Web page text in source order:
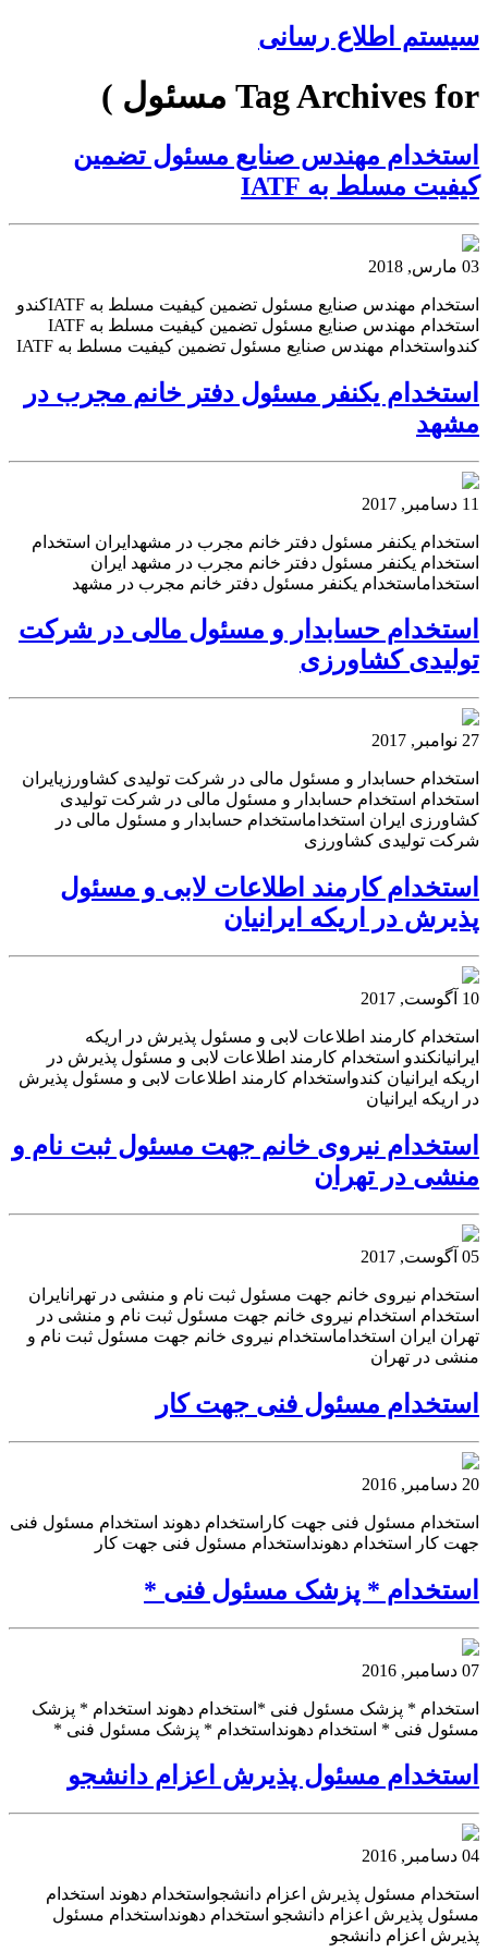
سیستم اطلاع رسانی
Tag Archives for مسئول )
استخدام مهندس صنایع مسئول تضمین
کیفیت مسلط به IATF
03 مارس, 2018
استخدام مهندس صنایع مسئول تضمین کیفیت مسلط به IATFکندو
استخدام مهندس صنایع مسئول تضمین کیفیت مسلط به IATF
کندواستخدام مهندس صنایع مسئول تضمین کیفیت مسلط به IATF
استخدام یکنفر مسئول دفتر خانم مجرب در
مشهد
11 دسامبر, 2017
استخدام یکنفر مسئول دفتر خانم مجرب در مشهدایران استخدام
استخدام یکنفر مسئول دفتر خانم مجرب در مشهد ایران
استخداماستخدام یکنفر مسئول دفتر خانم مجرب در مشهد
استخدام حسابدار و مسئول مالی در شرکت
تولیدی کشاورزی
27 نوامبر, 2017
استخدام حسابدار و مسئول مالی در شرکت تولیدی کشاورزیایران
استخدام استخدام حسابدار و مسئول مالی در شرکت تولیدی
کشاورزی ایران استخداماستخدام حسابدار و مسئول مالی در
شرکت تولیدی کشاورزی
استخدام کارمند اطلاعات لابی و مسئول
پذیرش در اریکه ایرانیان
10 آگوست, 2017
استخدام کارمند اطلاعات لابی و مسئول پذیرش در اریکه
ایرانیانکندو استخدام کارمند اطلاعات لابی و مسئول پذیرش در
اریکه ایرانیان کندواستخدام کارمند اطلاعات لابی و مسئول پذیرش
در اریکه ایرانیان
استخدام نیروی خانم جهت مسئول ثبت نام و
منشی در تهران
05 آگوست, 2017
استخدام نیروی خانم جهت مسئول ثبت نام و منشی در تهرانایران
استخدام استخدام نیروی خانم جهت مسئول ثبت نام و منشی در
تهران ایران استخداماستخدام نیروی خانم جهت مسئول ثبت نام و
منشی در تهران
استخدام مسئول فنی جهت کار
20 دسامبر, 2016
استخدام مسئول فنی جهت کاراستخدام دهوند استخدام مسئول فنی
جهت کار استخدام دهونداستخدام مسئول فنی جهت کار
استخدام * پزشک مسئول فنی *
07 دسامبر, 2016
استخدام * پزشک مسئول فنی *استخدام دهوند استخدام * پزشک
مسئول فنی * استخدام دهونداستخدام * پزشک مسئول فنی *
استخدام مسئول پذیرش اعزام دانشجو
04 دسامبر, 2016
استخدام مسئول پذیرش اعزام دانشجواستخدام دهوند استخدام
مسئول پذیرش اعزام دانشجو استخدام دهونداستخدام مسئول
پذیرش اعزام دانشجو